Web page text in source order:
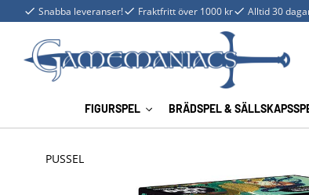
Snabba leveranser! Fraktfritt över 1000 kr Alltid 30
FIGURSPEL BRÄDSPEL &
PUSSEL